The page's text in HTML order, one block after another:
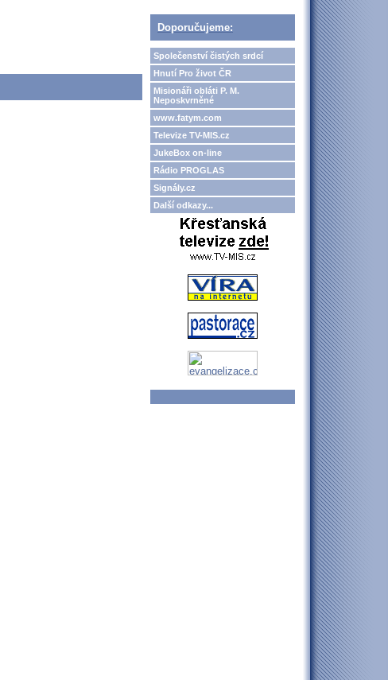
Doporučujeme:
Společenství čistých srdcí
Hnutí Pro život ČR
Misionáři obláti P. M.
Neposkvrněné
www.fatym.com
Televize TV-MIS.cz
JukeBox on-line
Rádio PROGLAS
Signály.cz
Další odkazy...